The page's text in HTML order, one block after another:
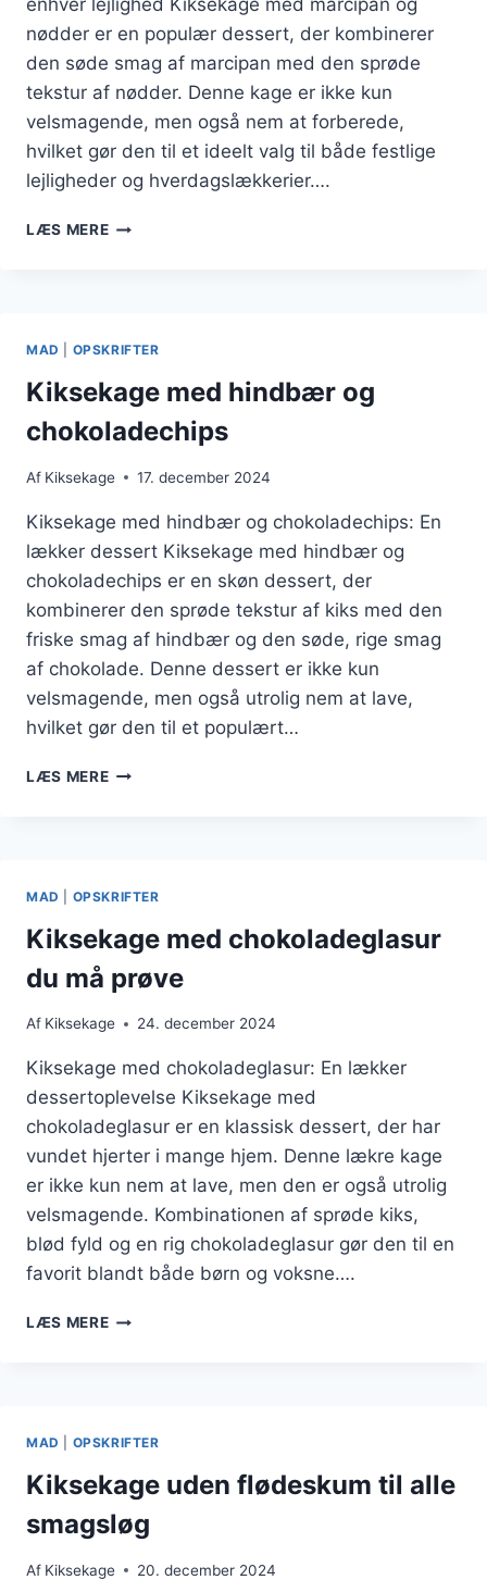
enhver lejlighed Kiksekage med marcipan og
nødder er en populær dessert, der kombinerer
den søde smag af marcipan med den sprøde
tekstur af nødder. Denne kage er ikke kun
velsmagende, men også nem at forberede,
hvilket gør den til et ideelt valg til både festlige
lejligheder og hverdagslækkerier….
LÆS MEREKIKSEKAGE
MAD OPSKRIFTER
Kiksekage med hindbær og
chokoladechips
Af Kiksekage 17. december 2024
Kiksekage med hindbær og chokoladechips: En
lækker dessert Kiksekage med hindbær og
chokoladechips er en skøn dessert, der
kombinerer den sprøde tekstur af kiks med den
friske smag af hindbær og den søde, rige smag
af chokolade. Denne dessert er ikke kun
velsmagende, men også utrolig nem at lave,
hvilket gør den til et populært…
LÆS MEREKIKSEKAGE
MAD OPSKRIFTER
Kiksekage med chokoladeglasur
du må prøve
Af Kiksekage 24. december 2024
Kiksekage med chokoladeglasur: En lækker
dessertoplevelse Kiksekage med
chokoladeglasur er en klassisk dessert, der har
vundet hjerter i mange hjem. Denne lækre kage
er ikke kun nem at lave, men den er også utrolig
velsmagende. Kombinationen af sprøde kiks,
blød fyld og en rig chokoladeglasur gør den til en
favorit blandt både børn og voksne….
LÆS MEREKIKSEKAGE
MAD OPSKRIFTER
Kiksekage uden flødeskum til alle
smagsløg
Af Kiksekage 20. december 2024